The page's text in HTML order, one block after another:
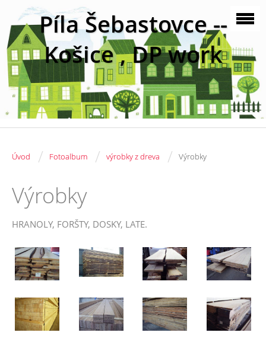
Píla Šebastovce --
Košice , DP work
Úvod / Fotoalbum / výrobky z dreva / Výrobky
Výrobky
HRANOLY, FORŠTY, DOSKY, LATE.